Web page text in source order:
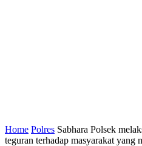
Home Polres Sabhara Polsek
teguran terhadap masyarakat yang